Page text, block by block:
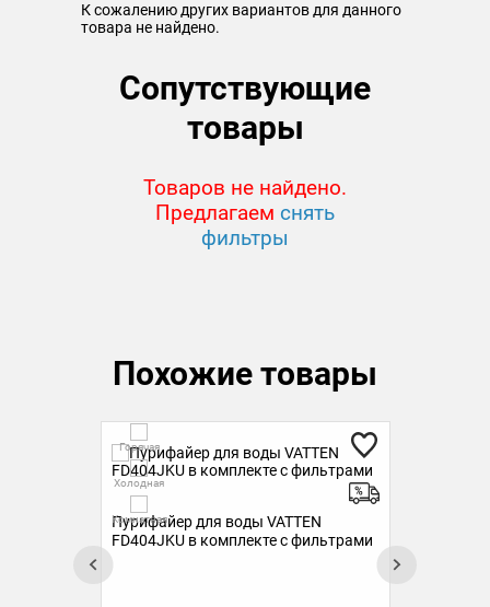
К сожалению других вариантов для данного
товара не найдено.
Сопутствующие
товары
Товаров не найдено.
Предлагаем снять
фильтры
Похожие товары
Горячая
Холодная
Комнатная
Пурифайер для воды VATTEN
FD404JKU в комплекте с фильтрами